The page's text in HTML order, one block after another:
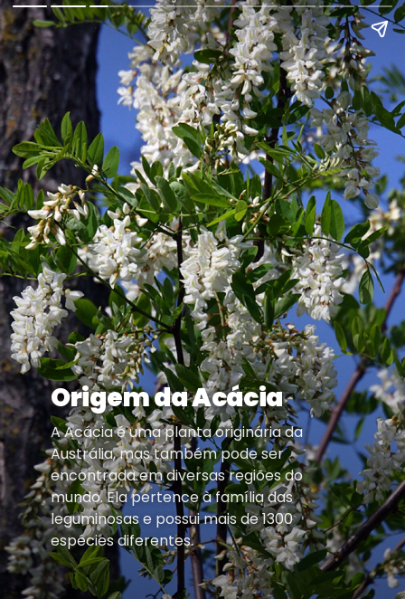
Origem da Acácia
A Acácia é uma planta originária da
Austrália, mas também pode ser
encontrada em diversas regiões do
mundo. Ela pertence à família das
leguminosas e possui mais de 1300
espécies diferentes.